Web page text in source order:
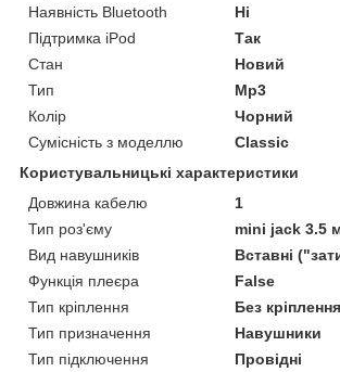
Наявність Bluetooth
Ні
Підтримка iPod
Так
Стан
Новий
Тип
Mp3
Колір
Чорний
Сумісність з моделлю
Classic
Користувальницькі характеристики
Довжина кабелю
1
Тип роз'єму
mini jack 3.5
Вид навушників
Вставні
Функція плеєра
False
Тип кріплення
Без кріплення
Тип призначення
Навушники
Тип підключення
Провідні